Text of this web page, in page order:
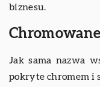
biznesu.
Jak sama nazwa
pokryte chromem i